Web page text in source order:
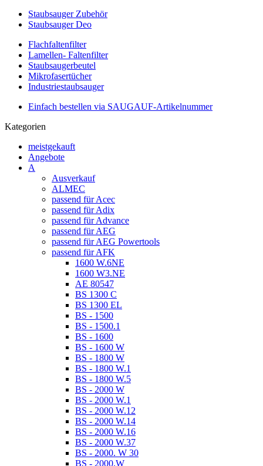
Staubsauger Zubehör
Staubsauger Deo
Flachfaltenfilter
Lamellen- Faltenfilter
Staubsaugerbeutel
Mikrofasertücher
Industriestaubsauger
Einfach bestellen via SAUGAUF-Artikelnummer
Kategorien
meistgekauft
Angebote
A
Ausverkauf
ALMEC
passend für Acec
passend für Adix
passend für Advance
passend für AEG
passend für AEG Powertools
passend für AFK
1600 W.6NE
1600 W3.NE
AE 80547
BS 1300 C
BS 1300 EL
BS - 1500
BS - 1500.1
BS - 1600
BS - 1600 W
BS - 1800 W
BS - 1800 W.1
BS - 1800 W.5
BS - 2000 W
BS - 2000 W.1
BS - 2000 W.12
BS - 2000 W.14
BS - 2000 W.16
BS - 2000 W.37
BS - 2000. W 30
BS - 2000.W